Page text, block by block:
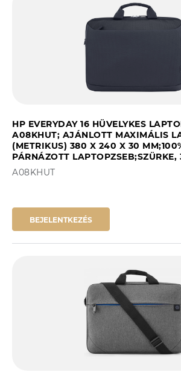
HP EVERYDAY 16 HÜVELYKES
A08KHUT; AJÁNLOTT MAXIMÁLIS
(METRIKUS) 380 X 240 X 30
PÁRNÁZOTT LAPTOPZSEB;SZÜRKE,
A08KHUT
BEJELENTKEZÉS